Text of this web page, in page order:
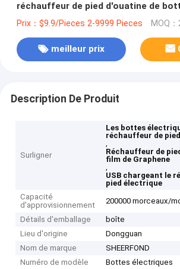
réchauffeur de pied d'ouatine de
Prix：$9.9/Pieces 2-9999 Pieces MOQ
meilleur prix
Description De Produit
Surligner
Les bottes
réchauffeur de pied
,
Réchauffeur de
film de Graphene
,
USB chargeant le
pied électrique
Capacité
d'approvisionnement
200000 morceaux/
Détails d'emballage
boîte
Lieu d'origine
Dongguan
Nom de marque
SHEERFOND
Numéro de modèle
Bottes électriques